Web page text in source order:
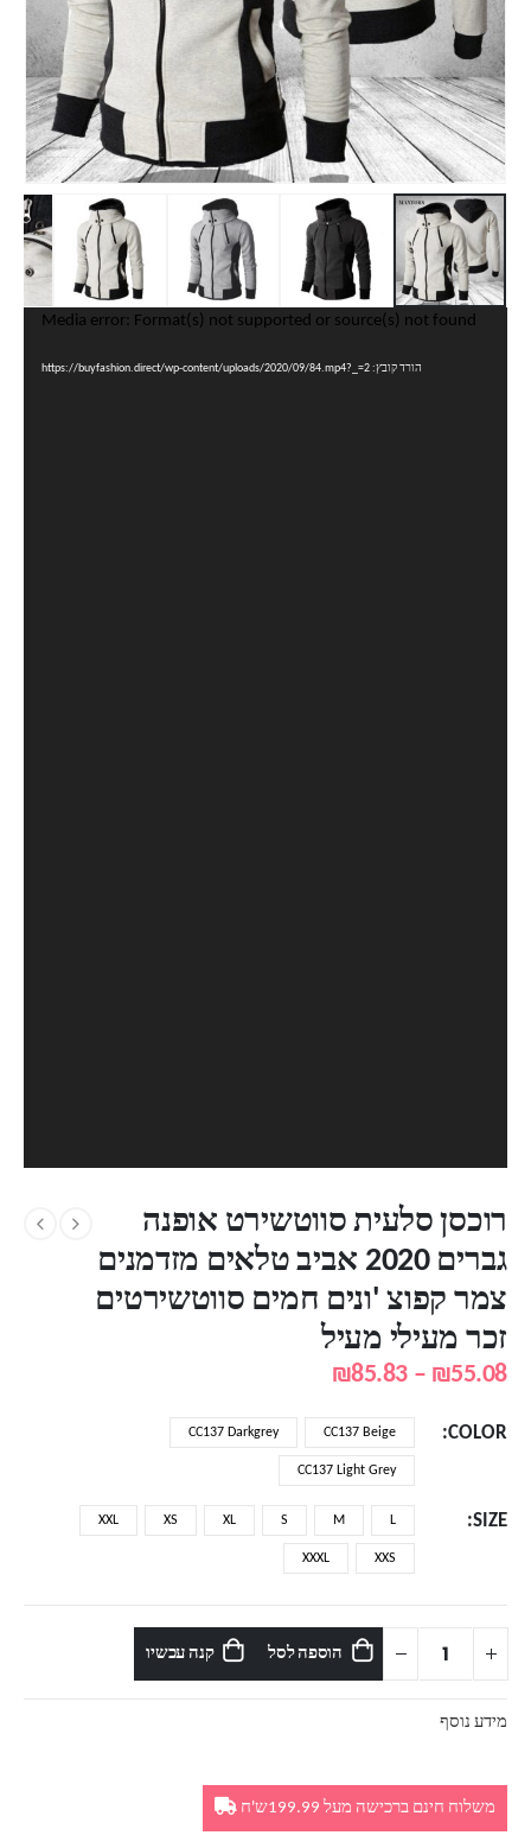
Media error: Format(s) not supported or source(s) not found
הורד קובץ: https://buyfashion.direct/wp-content/uploads/2020/09/84.mp4?_=2
רוכסן סלעית סווטשירט אופנה
גברים 2020 אביב טלאים מזדמנים
צמר קפוצ 'ונים חמים סווטשירטים
זכר מעילי מעיל
₪55.08
–
₪85.83
⁦₪55.08⁩
עד
⁦₪85.83⁩
COLOR
CC137 Beige
CC137 Darkgrey
CC137 Light Grey
SIZE
L
M
S
XL
XS
XXL
XXS
XXXL
הוספה לסל קנה עכשיו
מידע נוסף
משלוח חינם ברכישה מעל 199.99ש'ח